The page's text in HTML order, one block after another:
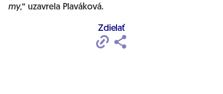
my,“ uzavrela Plaváková.
Zdielať